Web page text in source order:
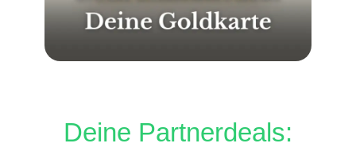
Deine Partnerdeals: